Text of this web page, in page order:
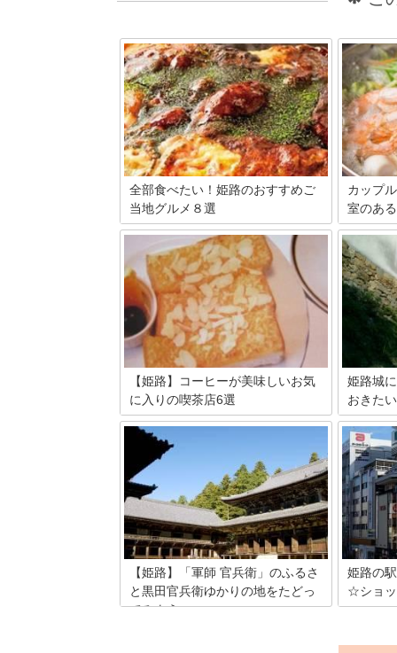
全部食べたい！姫路のおすすめご
当地グルメ８選
姫路城や姫路セントラルパークなど有名
な観光スポットを保有する姫路。新幹線
の駅もあり交通の便にも富んだ姫路に
は、１年を通じて大勢の観光客が訪れま
す。旅行といえばやっぱりその土地独自
のご当地グルメを食べたいですよね♪そ
こで今回は姫路のご当地グルメと、その
グルメを楽しむことができるお店をご紹
介します☆目指せ！姫路のご当地グルメ
全制覇♪
カップ
室のあ
いつもと
みません
のあるお
介します
お店ばか
【姫路】コーヒーが美味しいお気
に入りの喫茶店6選
姫路は世界遺産「姫路城」をはじめ、観
光スポットが多い場所です。観光で歩き
疲れたら、喫茶店でひと休みしません
か。今回は、姫路でおすすめしたい喫茶
店を6軒ご紹介します。至福のひととき
を満喫できる喫茶店ばかりですよ。
姫路城
おきた
白鷺城と
城。世界
あり、国
んの観光
路城の豆
【姫路】「軍師 官兵衛」のふるさ
と黒田官兵衛ゆかりの地をたどっ
てみよう
姫路の
☆ショッ
次々とリ